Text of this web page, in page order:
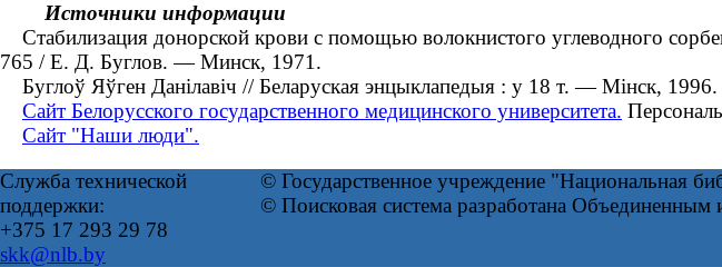
Источники информации
Стабилизация донорской крови с помощью волокнистого углеводного
765 / Е. Д. Буглов. — Минск, 1971.
Буглоў Яўген Данілавіч // Беларуская энцыклапедыя : у 18 т. — Мінск,
Сайт Белорусского государственного медицинского университета.
Сайт "Наши люди".
Служба технической
поддержки:
+375 17 293 29 78
skk@nlb.by
© Государственное учреждение "Национальная
© Поисковая система разработана